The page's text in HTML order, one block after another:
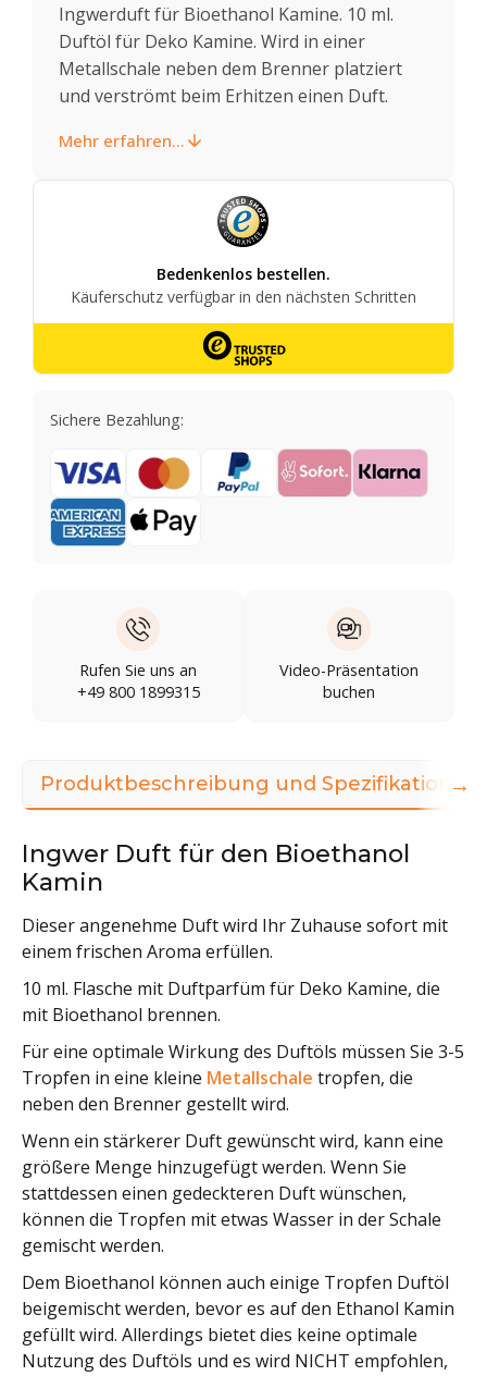
Ingwerduft für Bioethanol Kamine. 10 ml.
Duftöl für Deko Kamine. Wird in einer
Metallschale neben dem Brenner platziert
und verströmt beim Erhitzen einen Duft.
Mehr erfahren...
Sichere Bezahlung:
Rufen Sie uns an
+49 800 1899315
Video-Präsentation
buchen
Produktbeschreibung und Spezifikationen
Ingwer Duft für den Bioethanol
Kamin
Dieser angenehme Duft wird Ihr Zuhause sofort mit
einem frischen Aroma erfüllen.
10 ml. Flasche mit Duftparfüm für Deko Kamine, die
mit Bioethanol brennen.
Für eine optimale Wirkung des Duftöls müssen Sie 3-5
Tropfen in eine kleine Metallschale tropfen, die
neben den Brenner gestellt wird.
Wenn ein stärkerer Duft gewünscht wird, kann eine
größere Menge hinzugefügt werden. Wenn Sie
stattdessen einen gedeckteren Duft wünschen,
können die Tropfen mit etwas Wasser in der Schale
gemischt werden.
Dem Bioethanol können auch einige Tropfen Duftöl
beigemischt werden, bevor es auf den Ethanol Kamin
gefüllt wird. Allerdings bietet dies keine optimale
Nutzung des Duftöls und es wird NICHT empfohlen,
→